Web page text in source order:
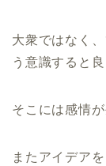
大衆ではなく
う意識すると良
そこには感情が
またアイデア